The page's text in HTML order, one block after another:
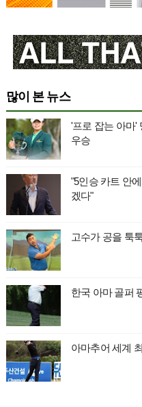
많이 본 뉴스
'프로 잡는 아마'
우승
"5인승 카트 안
겠다"
고수가 공을 툭
한국 아마 골퍼
아마추어 세계